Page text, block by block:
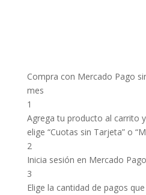
Compra con Mercado Pago
mes
1
Agrega tu producto al carrito
elige “Cuotas sin Tarjeta” o
2
Inicia sesión en Mercado
3
Elige la cantidad de pagos